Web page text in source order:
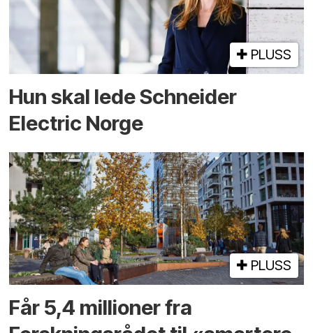
PLUSS
Hun skal lede Schneider
Electric Norge
PLUSS
Får 5,4 millioner fra